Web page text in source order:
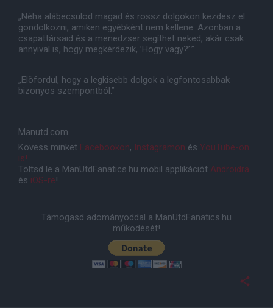
„Néha alábecsülöd magad és rossz dolgokon kezdesz el
gondolkozni, amiken egyébként nem kellene. Azonban a
csapattársaid és a menedzser segíthet neked, akár csak
annyival is, hogy megkérdezik, ’Hogy vagy?’.”
„Elõfordul, hogy a legkisebb dolgok a legfontosabbak
bizonyos szempontból.”
Manutd.com
Kövess minket Facebookon, Instagramon és YouTube-on
is!
Töltsd le a ManUtdFanatics.hu mobil applikációt Androidra
és iOS-re!
Támogasd adományoddal a ManUtdFanatics.hu
működését!